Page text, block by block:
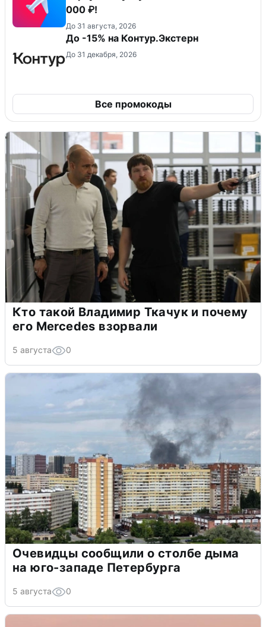
000 ₽!
До 31 августа, 2026
До -15% на Контур.Экстерн
До 31 декабря, 2026
Все промокоды
Кто такой Владимир Ткачук и почему
его Mercedes взорвали
5 августа 0
Очевидцы сообщили о столбе дыма
на юго-западе Петербурга
5 августа 0